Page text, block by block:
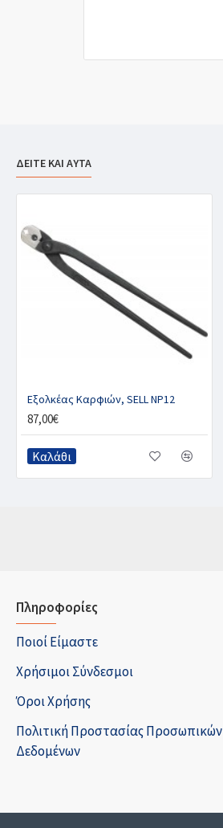
ΔΕΙΤΕ ΚΑΙ ΑΥΤΑ
Εξολκέας Kαρφιών, SELL NP12
87,00€
Καλάθι
Πληροφορίες
Ποιοί Είμαστε
Χρήσιμοι Σύνδεσμοι
Όροι Χρήσης
Πολιτική Προστασίας Προσωπικών
Δεδομένων